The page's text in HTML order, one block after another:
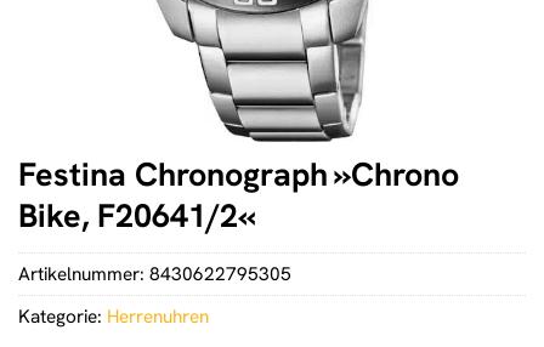
Festina Chronograph »Chrono
Bike, F20641/2«
Artikelnummer: 8430622795305
Kategorie: Herrenuhren